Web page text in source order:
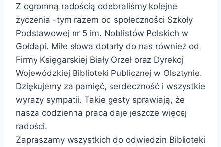
Z ogromną radością odebraliśmy kolejne
życzenia -tym razem od społeczności Szkoły
Podstawowej nr 5 im. Noblistów Polskich w
Gołdapi. Miłe słowa dotarły do nas również od
Firmy Księgarskiej Biały Orzeł oraz Dyrekcji
Wojewódzkiej Biblioteki Publicznej w Olsztynie.
Dziękujemy za pamięć, serdeczność i wszystkie
wyrazy sympatii. Takie gesty sprawiają, że
nasza codzienna praca daje jeszcze więcej
radości.
Zapraszamy wszystkich do odwiedzin Biblioteki